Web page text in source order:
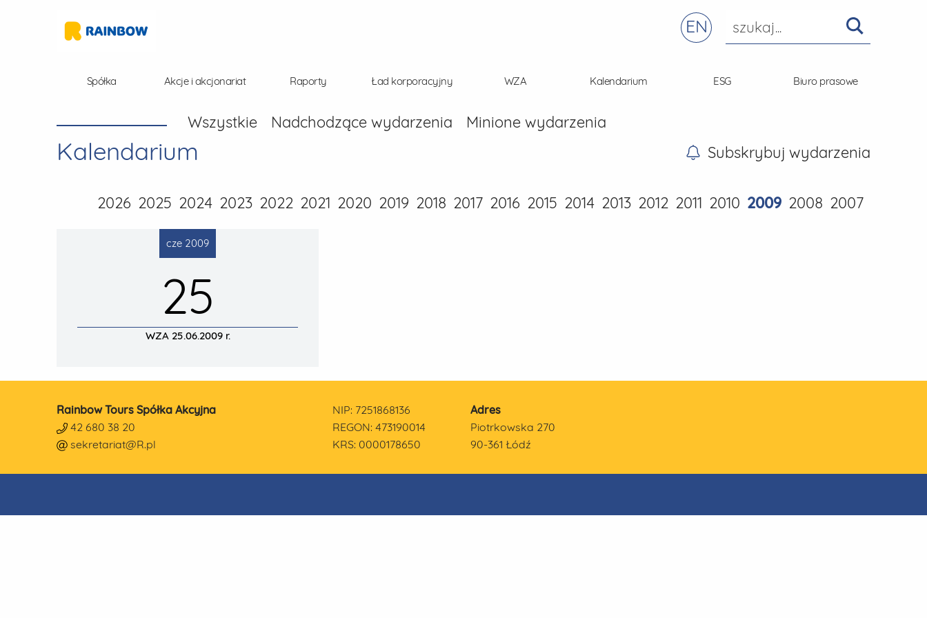
EN
Spółka Akcje i akcjonariat Raporty Ład korporacyjny WZA Kalendarium ESG Biuro prasowe
Kalendarium
Wszystkie Nadchodzące wydarzenia
Minione wydarzenia
Subskrybuj wydarzenia
2026 2025 2024 2023 2022 2021 2020 2019 2018 2017 2016 2015 2014 2013 2012 2011 2010 2009 2008 2007
cze 2009
25
WZA 25.06.2009 r.
Rainbow Tours Spółka Akcyjna
42 680 38 20
sekretariat@R.pl
NIP: 7251868136
REGON: 473190014
KRS: 0000178650
Adres
Piotrkowska 270
90-361 Łódź